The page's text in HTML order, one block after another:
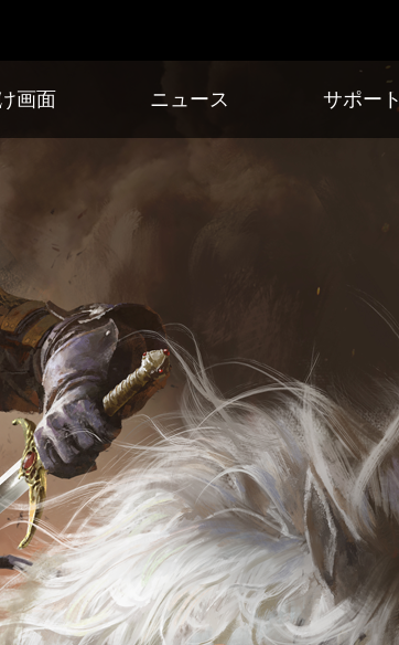
画面 ニュース
アップデート
戦略
メディア
サポート